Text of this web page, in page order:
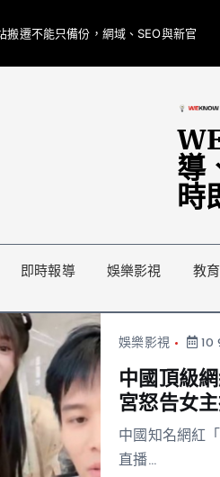
遷不能只備份，網域、SEO與新官
導
時
即時報導 娛樂影視 教
娛樂影視 10
中國頂級
宮怒告女
中國知名網紅
直播…